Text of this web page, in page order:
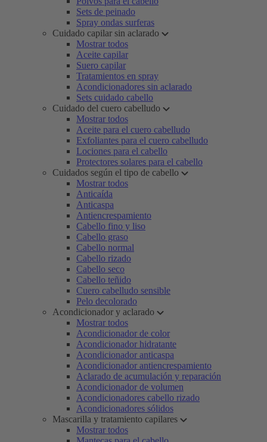
Sets de peinado
Spray ondas surferas
Cuidado capilar sin aclarado
Mostrar todos
Aceite capilar
Suero capilar
Tratamientos en spray
Acondicionadores sin aclarado
Sets cuidado cabello
Cuidado del cuero cabelludo
Mostrar todos
Aceite para el cuero cabelludo
Exfoliantes para el cuero cabelludo
Lociones para el cabello
Protectores solares para el cabello
Cuidados según el tipo de cabello
Mostrar todos
Anticaída
Anticaspa
Antiencrespamiento
Cabello fino y liso
Cabello graso
Cabello normal
Cabello rizado
Cabello seco
Cabello teñido
Cuero cabelludo sensible
Pelo decolorado
Acondicionador y aclarado
Mostrar todos
Acondicionador de color
Acondicionador hidratante
Acondicionador anticaspa
Acondicionador antiencrespamiento
Aclarado de acumulación y reparación
Acondicionador de volumen
Acondicionadores cabello rizado
Acondicionadores sólidos
Mascarilla y tratamiento capilares
Mostrar todos